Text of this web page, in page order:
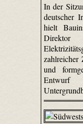
In der
deutscher
hielt
zahlreicher
und